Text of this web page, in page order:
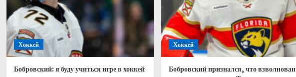
2-
й,
Норрис
–
3-
й
Хоккей
Бобровский: я буду учиться игре в хоккей
Хоккей
Бобровский признался, что взволнован